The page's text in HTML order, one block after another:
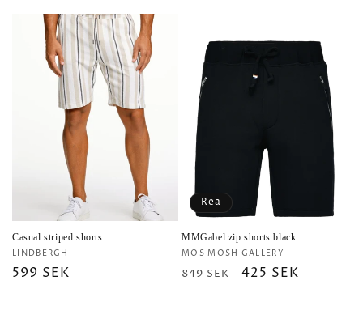
Casual striped shorts
Säljare:
LINDBERGH
Ordinarie
599 SEK
Rea
MMGabel zip shorts black
Säljare:
MOS MOSH GALLERY
Ordinarie
849 SEK Försäljningspris
425 SEK